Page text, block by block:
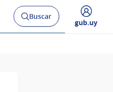
Abrir
buscador
Buscar
Desplegar
gub.uy